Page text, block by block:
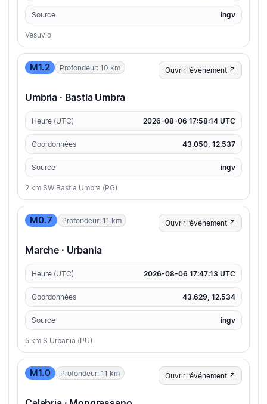
Source ingv
Vesuvio
M1.2 Profondeur: 10 km Ouvrir l’événement ↗
Umbria · Bastia Umbra
Heure (UTC) 2026-08-06 17:58:14 UTC
Coordonnées 43.050, 12.537
Source ingv
2 km SW Bastia Umbra (PG)
M0.7 Profondeur: 11 km Ouvrir l’événement ↗
Marche · Urbania
Heure (UTC) 2026-08-06 17:47:13 UTC
Coordonnées 43.629, 12.534
Source ingv
5 km S Urbania (PU)
M1.0 Profondeur: 11 km Ouvrir l’événement ↗